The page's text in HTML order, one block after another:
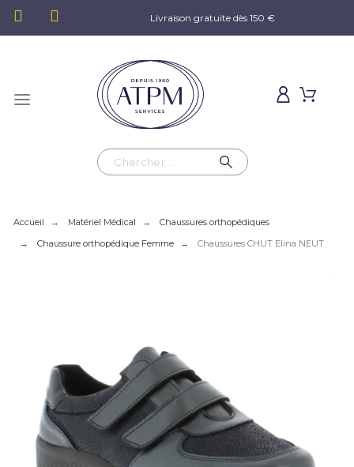
Livraison gratuite dès 150 €
Accueil Matériel Médical
Chaussures orthopédiques
Chaussure orthopédique Femme
Chaussures CHUT Elina NEUT